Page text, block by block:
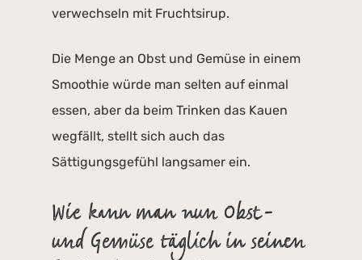
verwechseln mit Fruchtsirup.
Die Menge an Obst und Gemüse in einem
Smoothie würde man selten auf einmal
essen, aber da beim Trinken das Kauen
wegfällt, stellt sich auch das
Sättigungsgefühl langsamer ein.
Wie kann man nun Obst-
und Gemüse täglich in seinen